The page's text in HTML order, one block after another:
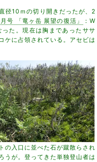
径10ｍの切り開きだったが、2
号 「竜ヶ岳 展望の復活」
：W
た。現在は胸まであったササ
ケに占領されている。アセビは
の入口に並べた石が蹴散らされ
うが。登ってきた単独登山者は